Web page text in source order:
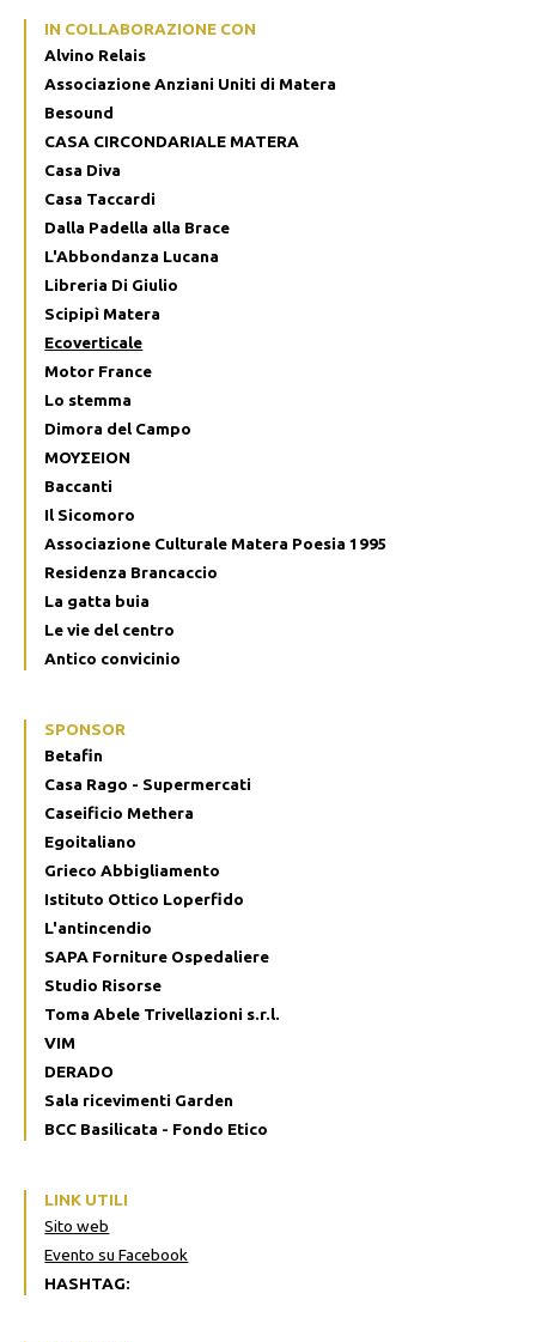
IN COLLABORAZIONE CON
Alvino Relais
Associazione Anziani Uniti di Matera
Besound
CASA CIRCONDARIALE MATERA
Casa Diva
Casa Taccardi
Dalla Padella alla Brace
L'Abbondanza Lucana
Libreria Di Giulio
Scipipì Matera
Ecoverticale
Motor France
Lo stemma
Dimora del Campo
ΜΟΥΣΕΙΟΝ
Baccanti
Il Sicomoro
Associazione Culturale Matera Poesia 1995
Residenza Brancaccio
La gatta buia
Le vie del centro
Antico convicinio
SPONSOR
Betafin
Casa Rago - Supermercati
Caseificio Methera
Egoitaliano
Grieco Abbigliamento
Istituto Ottico Loperfido
L'antincendio
SAPA Forniture Ospedaliere
Studio Risorse
Toma Abele Trivellazioni s.r.l.
VIM
DERADO
Sala ricevimenti Garden
BCC Basilicata - Fondo Etico
LINK UTILI
Sito web
Evento su Facebook
HASHTAG: